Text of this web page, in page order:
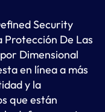
Security
Protección De Las
Dimensional
en línea a más
y la
que están